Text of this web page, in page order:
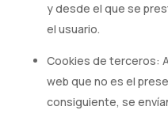
y desde el que se
el usuario.
Cookies de terceros:
web que no es el
consiguiente, se